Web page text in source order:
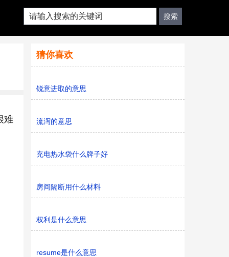
难
猜你喜欢
锐意进取的意思
流泻的意思
充电热水袋什么牌子好
房间隔断用什么材料
权利是什么意思
resume是什么意思